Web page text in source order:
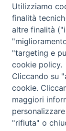
Scrivici
Copyright
Trentina
Privacy Policy
Utilizziamo
finalità
altre finalità
"targeting e
cookie policy.
Cliccando su
cookie.
maggiori
"rifiuta" o